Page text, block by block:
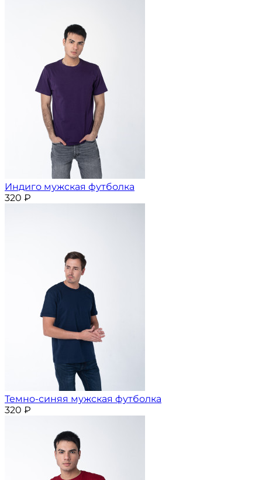
Индиго мужская футболка
320 ₽
Темно-синяя мужская футболка
320 ₽